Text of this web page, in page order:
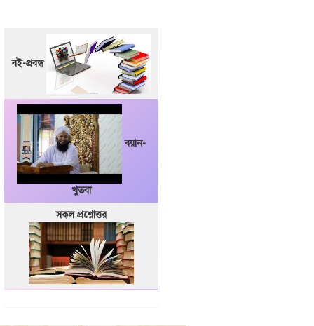
বই-প্রবন্ধ
বয়ান-
খুতবা
সকল প্রশ্নোত্তর